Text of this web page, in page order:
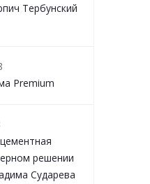
Тербунский
Premium
решении
Сударева